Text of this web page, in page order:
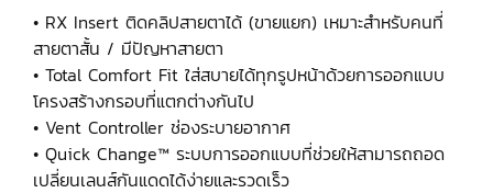
• RX Insert ติดคลิปสายตาได้ (ขายแยก) เหมาะสำหรับคนที่
สายตาสั้น / มีปัญหาสายตา
• Total Comfort Fit ใส่สบายได้ทุกรูปหน้าด้วยการออกแบบ
โครงสร้างกรอบที่แตกต่างกันไป
• Vent Controller ช่องระบายอากาศ
• Quick Change™ ระบบการออกแบบที่ช่วยให้สามารถถอด
เปลี่ยนเลนส์กันแดดได้ง่ายและรวดเร็ว